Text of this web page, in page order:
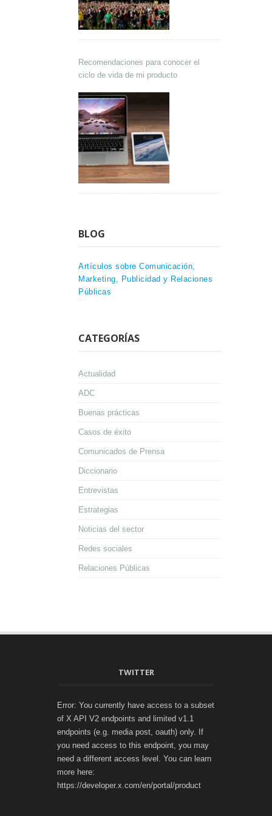
Recomendaciones para conocer el
ciclo de vida de mi producto
BLOG
Artículos sobre Comunicación,
Marketing, Publicidad y Relaciones
Públicas
CATEGORÍAS
Actualidad
ADC
Buenas prácticas
Casos de éxito
Comunicados de Prensa
Diccionario
Entrevistas
Estrategias
Noticias del sector
Redes sociales
Relaciones Públicas
TWITTER
Error: You currently have access to a subset
of X API V2 endpoints and limited v1.1
endpoints (e.g. media post, oauth) only. If
you need access to this endpoint, you may
need a different access level. You can learn
more here:
https://developer.x.com/en/portal/product